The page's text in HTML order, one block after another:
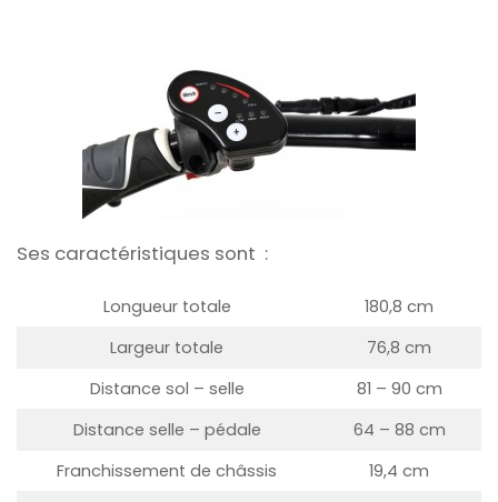
Ses caractéristiques sont :
Longueur totale
180,8 cm
Largeur totale
76,8 cm
Distance sol – selle
81 – 90 cm
Distance selle – pédale
64 – 88 cm
Franchissement de châssis
19,4 cm